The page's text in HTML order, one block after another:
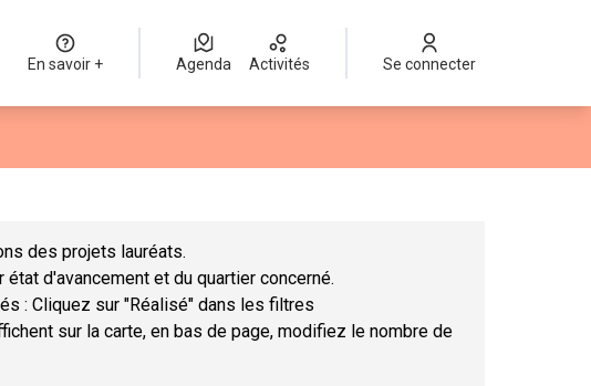
En savoir + Agenda Activités Se connecter
des projets lauréats.
d'avancement et du quartier concerné.
: Cliquez sur "Réalisé" dans les filtres
sur la carte, en bas de page, modifiez le nombre de